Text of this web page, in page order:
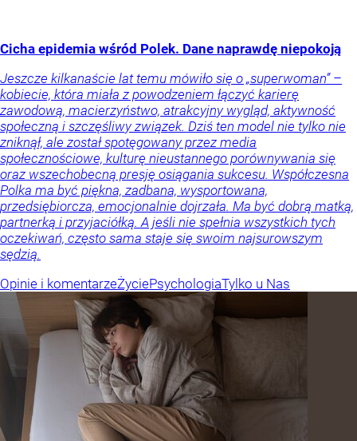
Cicha epidemia wśród Polek. Dane naprawdę niepokoją
Jeszcze kilkanaście lat temu mówiło się o „superwoman” –
kobiecie, która miała z powodzeniem łączyć karierę
zawodową, macierzyństwo, atrakcyjny wygląd, aktywność
społeczną i szczęśliwy związek. Dziś ten model nie tylko nie
zniknął, ale został spotęgowany przez media
społecznościowe, kulturę nieustannego porównywania się
oraz wszechobecną presję osiągania sukcesu. Współczesna
Polka ma być piękna, zadbana, wysportowana,
przedsiębiorcza, emocjonalnie dojrzała. Ma być dobrą matką,
partnerką i przyjaciółką. A jeśli nie spełnia wszystkich tych
oczekiwań, często sama staje się swoim najsurowszym
sędzią.
Opinie i komentarzeŻyciePsychologiaTylko u Nas